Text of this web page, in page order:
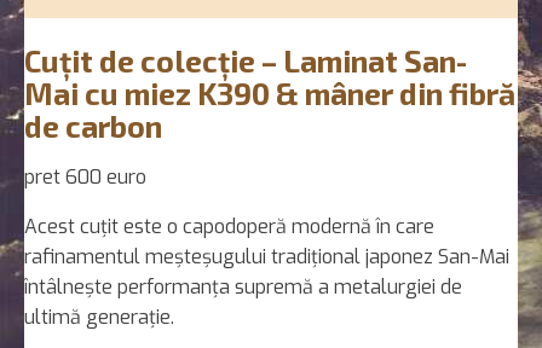
Cuțit de colecție – Laminat San-
Mai cu miez K390 & mâner din fibră
de carbon
pret 600 euro
Acest cuțit este o capodoperă modernă în care
rafinamentul meșteșugului tradițional japonez San-Mai
întâlnește performanța supremă a metalurgiei de
ultimă generație.